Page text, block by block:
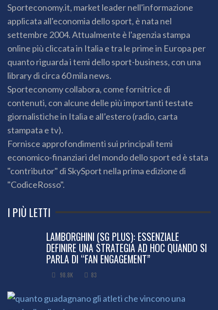
Sporteconomy.it, market leader nell'informazione
applicata all'economia dello sport, è nata nel
settembre 2004. Attualmente è l'agenzia stampa
online più cliccata in Italia e tra le prime in Europa per
quanto riguarda i temi dello sport-business, con una
library di circa 60 mila news.
Sporteconomy collabora, come fornitrice di
contenuti, con alcune delle più importanti testate
giornalistiche in Italia e all’estero (radio, carta
stampata e tv).
Fornisce approfondimenti sui principali temi
economico-finanziari del mondo dello sport ed è stata
"contributor" di SkySport nella prima edizione di
"CodiceRosso".
I PIÙ LETTI
LAMBORGHINI (SG PLUS): ESSENZIALE
DEFINIRE UNA STRATEGIA AD HOC QUANDO SI
PARLA DI “FAN ENGAGEMENT”
98.8K 83